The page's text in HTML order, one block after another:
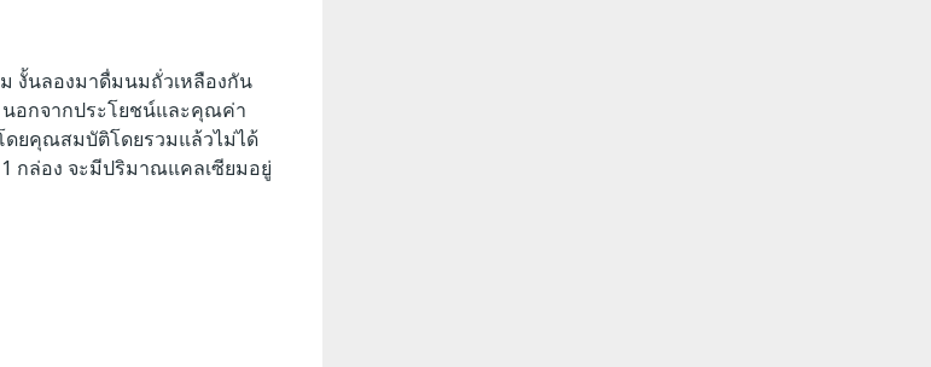
งั้นลองมาดื่มนมถั่วเหลืองกัน
อกจากประโยชน์และคุณค่า
ดยคุณสมบัติโดยรวมแล้วไม่ได้
กล่อง จะมีปริมาณแคลเซียมอยู่